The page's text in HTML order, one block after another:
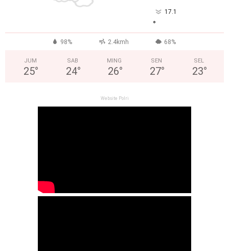
17.1
°
98% 2.4kmh 68%
JUM
25°
SAB
24°
MING
26°
SEN
27°
SEL
23°
Website Polri